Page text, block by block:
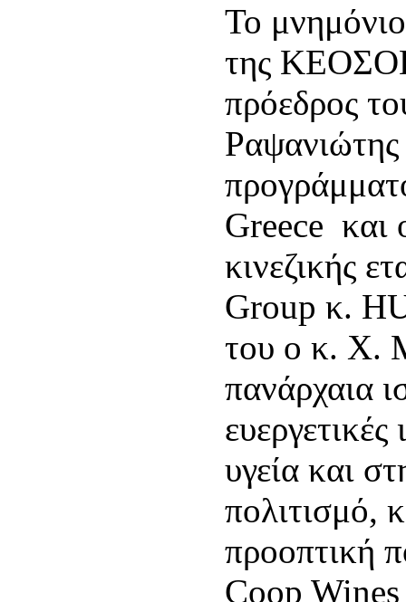
Το
της
πρόεδρος
Ραψανιώτης
Greece και
κινεζικής
Group κ.
του ο κ. Χ.
πανάρχαια
ευεργετικές
υγεία και
πολιτισμό,
προοπτική
Coop Wines